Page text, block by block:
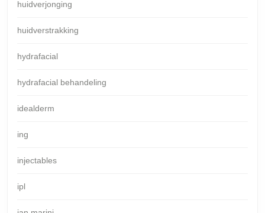
huidverjonging
huidverstrakking
hydrafacial
hydrafacial behandeling
idealderm
ing
injectables
ipl